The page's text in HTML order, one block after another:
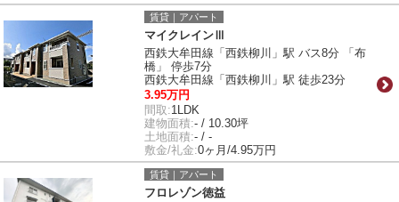
賃貸｜アパート
マイクレインⅢ
西鉄大牟田線「西鉄柳川」駅 バス8分 「布
橋」 停歩7分
西鉄大牟田線「西鉄柳川」駅 徒歩23分
3.95万円
間取:1LDK
建物面積:- / 10.30坪
土地面積:- / -
敷金/礼金:0ヶ月/4.95万円
賃貸｜アパート
フロレゾン徳益